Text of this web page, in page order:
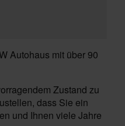
Autohaus mit über 90
Zustand zu
dass Sie ein
und Ihnen viele Jahre